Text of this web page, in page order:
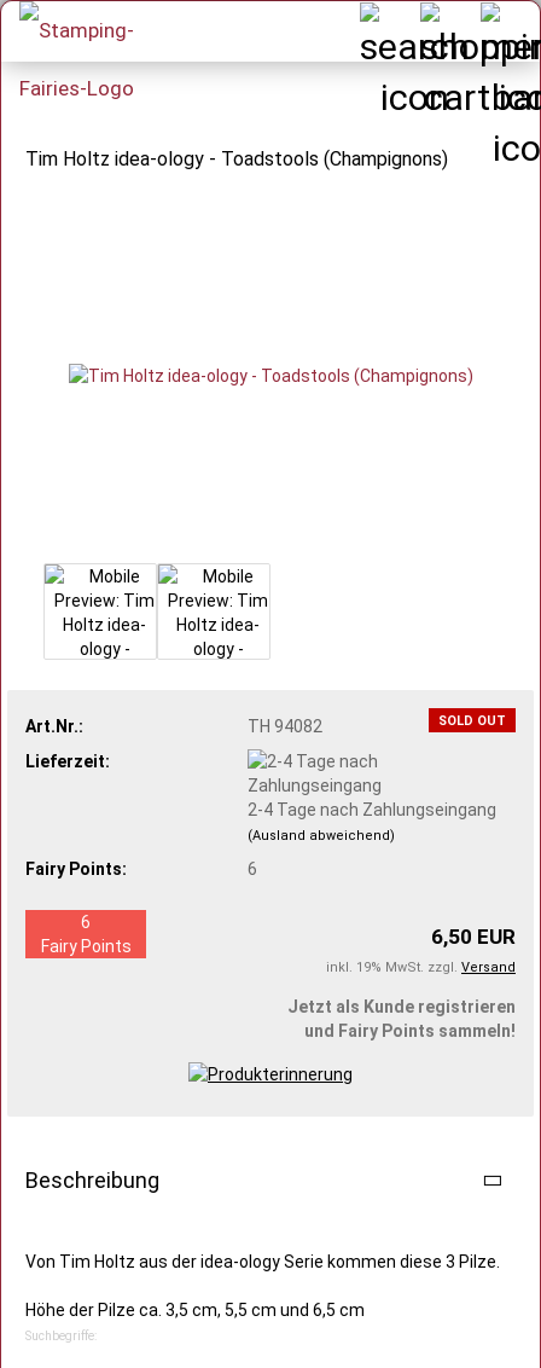
Tim Holtz idea-ology - Toadstools (Champignons)
SOLD OUT
Art.Nr.:
TH 94082
Lieferzeit:
2-4 Tage nach Zahlungseingang
(Ausland abweichend)
Fairy Points: 6
6,50 EUR
inkl. 19% MwSt. zzgl. Versand
6
Fairy Points
Jetzt als Kunde registrieren
und Fairy Points sammeln!
Beschreibung
Von Tim Holtz aus der idea-ology Serie kommen diese 3 Pilze.
Höhe der Pilze ca. 3,5 cm, 5,5 cm und 6,5 cm
Suchbegriffe: